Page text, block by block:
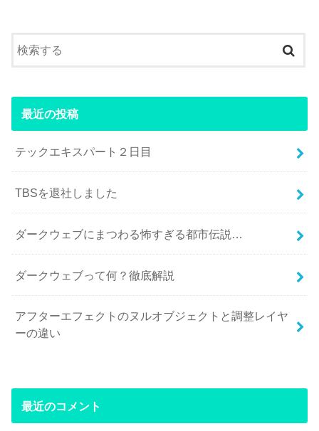
最近の投稿
テックエキスパート２日目
TBSを退社しました
ダークウェブにまつわる怖すぎる都市伝説…
ダークウェブって何？徹底解説
アフターエフェクトのヌルオブジェクトと調整レイヤ
ーの違い
最近のコメント